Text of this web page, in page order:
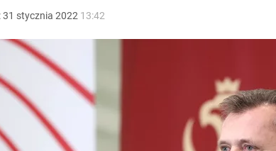
w podróży. Premiera wspólnej kolekcji
31 stycznia 2022 13:42